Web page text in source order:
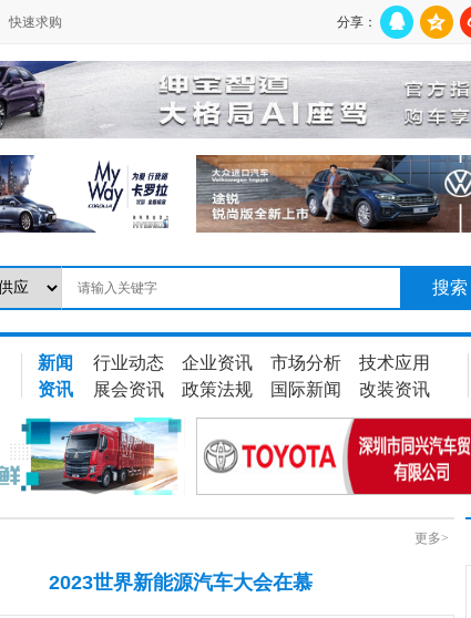
快速求购 分享：
搜索
新闻
资讯
行业动态 企业资讯 市场分析
技术应用
展会资讯
政策法规 国际新闻 改装资讯
更多>
2023世界新能源汽车大会在慕